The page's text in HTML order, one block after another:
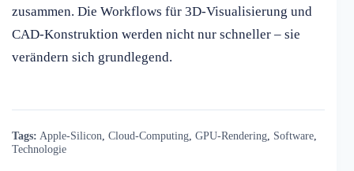
zusammen. Die Workflows für 3D-Visualisierung und
CAD-Konstruktion werden nicht nur schneller – sie
verändern sich grundlegend.
Tags: Apple-Silicon Cloud-Computing GPU-Rendering Software
Technologie